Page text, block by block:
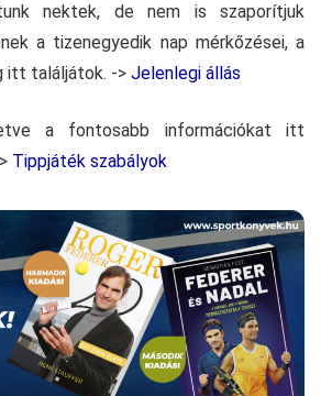
nektek, de nem is szaporítjuk
a tizenegyedik nap mérkőzései, a
itt találjátok. -> Jelenlegi állás
a fontosabb információkat itt
Tippjáték szabályok